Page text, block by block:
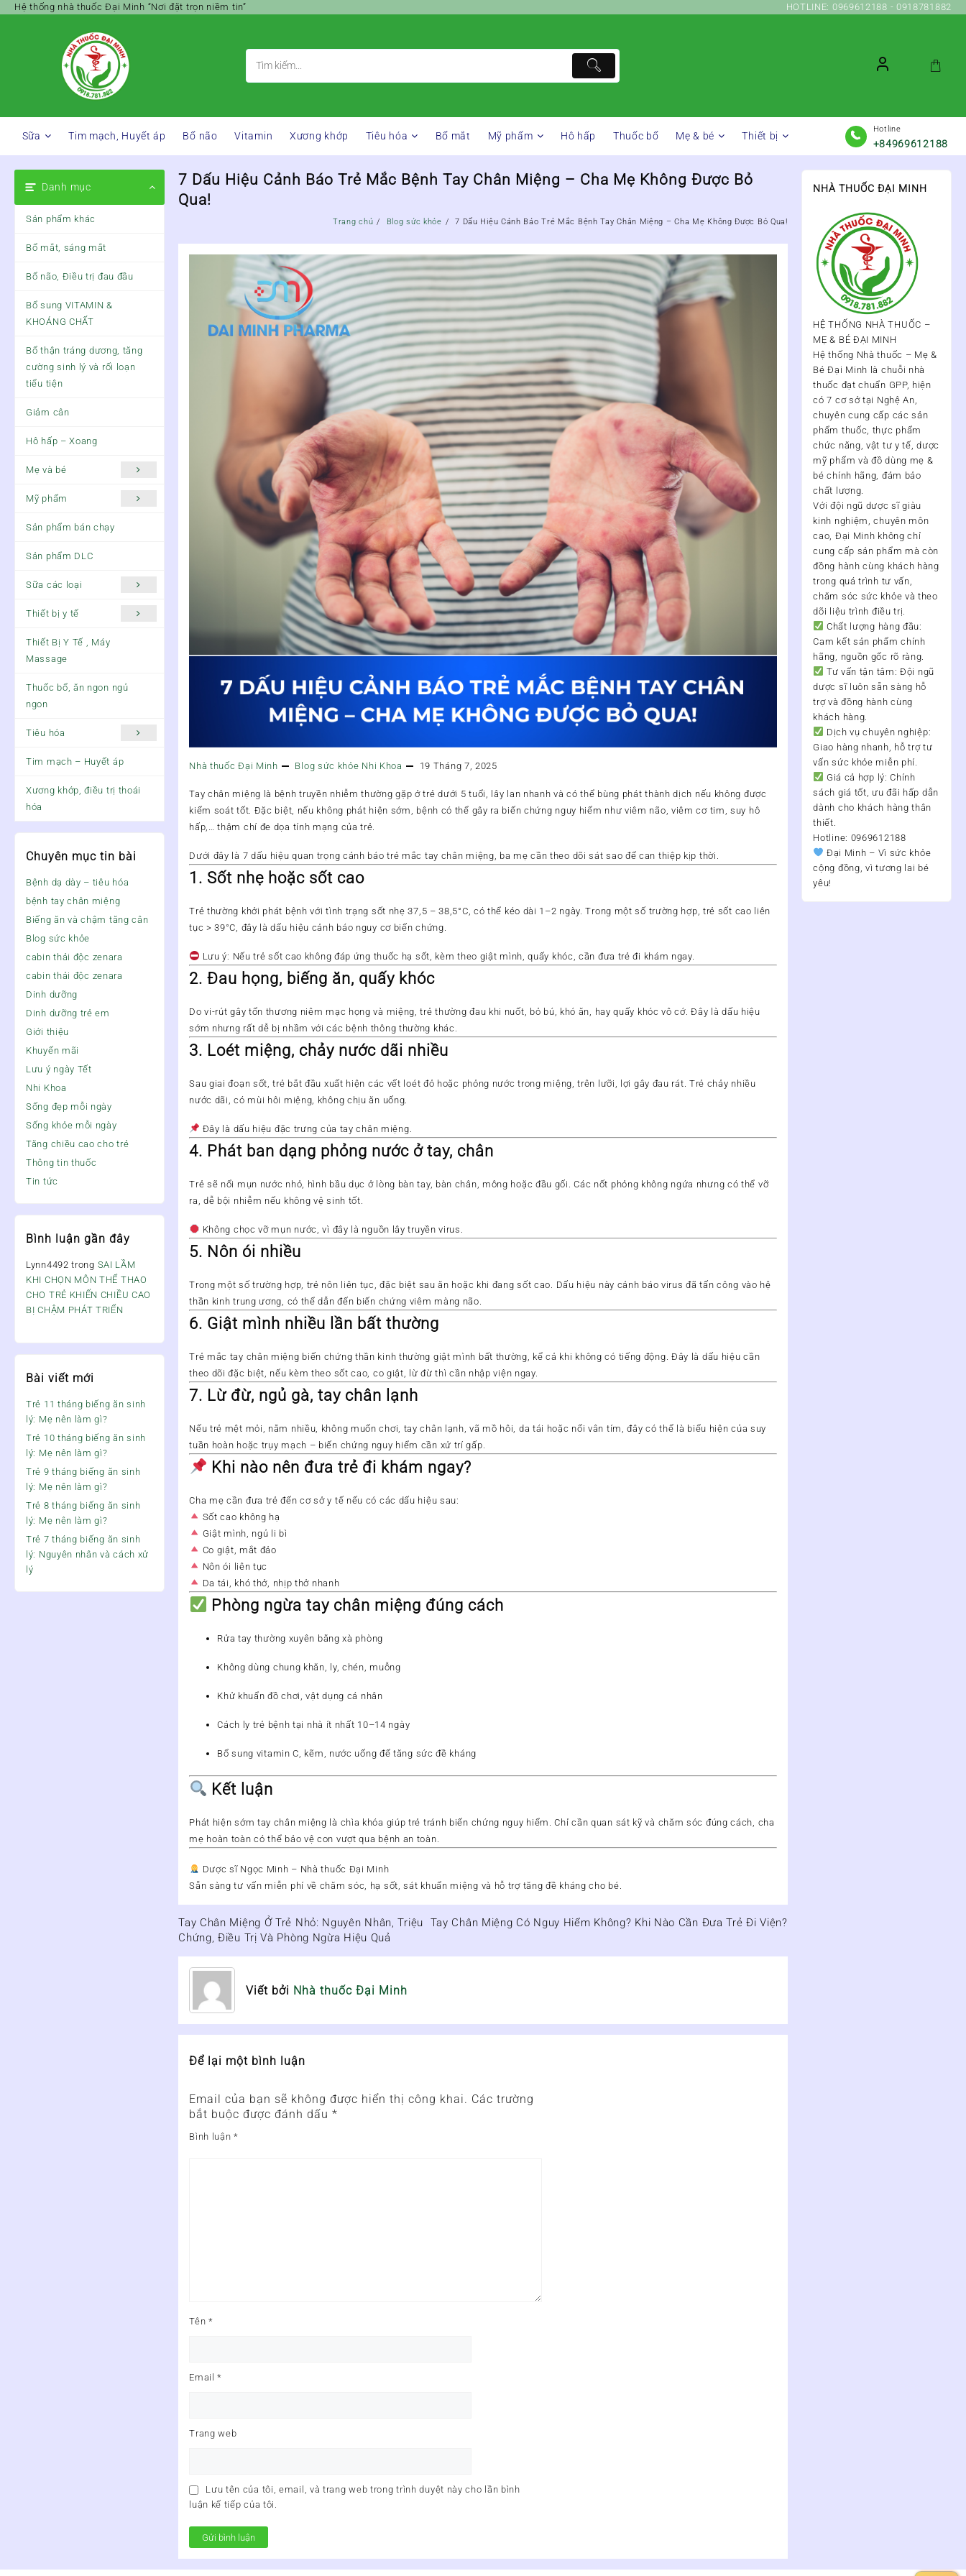
SkipHệ thống nhà thuốc Đại Minh “Nơi đặt trọn niềm tin” HOTLINE: 0969612188 - 0918781882
Sữa Tim mạch, Huyết áp Bổ não Vitamin Xương khớp Tiêu hóa Bổ mắt Mỹ phẩm Hô hấp Thuốc bổ Mẹ & bé Thiết bị
Hotline
+84969612188
Danh mục
Sản phẩm khác
Bổ mắt, sáng mắt
Bổ não, Điều trị đau đầu
Bổ sung VITAMIN &
KHOÁNG CHẤT
Bổ thận tráng dương, tăng
cường sinh lý và rối loạn
tiểu tiện
Giảm cân
Hô hấp – Xoang
Mẹ và bé
Mỹ phẩm
Sản phẩm bán chạy
Sản phẩm DLC
Sữa các loại
Thiết bị y tế
Thiết Bị Y Tế , Máy
Massage
Thuốc bổ, ăn ngon ngủ
ngon
Tiêu hóa
Tim mạch – Huyết áp
Xương khớp, điều trị thoái
hóa
Chuyên mục tin bài
Bệnh dạ dày – tiêu hóa
bệnh tay chân miệng
Biếng ăn và chậm tăng cân
Blog sức khỏe
cabin thải độc zenara
cabin thải độc zenara
Dinh dưỡng
Dinh dưỡng trẻ em
Giới thiệu
Khuyến mãi
Lưu ý ngày Tết
Nhi Khoa
Sống đẹp mỗi ngày
Sống khỏe mỗi ngày
Tăng chiều cao cho trẻ
Thông tin thuốc
Tin tức
Bình luận gần đây
Lynn4492 trong SAI LẦM
KHI CHỌN MÔN THỂ THAO
CHO TRẺ KHIẾN CHIỀU CAO
BỊ CHẬM PHÁT TRIỂN
Bài viết mới
Trẻ 11 tháng biếng ăn sinh
lý: Mẹ nên làm gì?
Trẻ 10 tháng biếng ăn sinh
lý: Mẹ nên làm gì?
Trẻ 9 tháng biếng ăn sinh
lý: Mẹ nên làm gì?
Trẻ 8 tháng biếng ăn sinh
lý: Mẹ nên làm gì?
Trẻ 7 tháng biếng ăn sinh
lý: Nguyên nhân và cách xử
lý
7 Dấu Hiệu Cảnh Báo Trẻ Mắc Bệnh Tay Chân Miệng – Cha Mẹ Không Được Bỏ
Qua!
Trang chủ Blog sức khỏe 7 Dấu Hiệu Cảnh Báo Trẻ Mắc Bệnh Tay Chân Miệng – Cha Mẹ Không Được Bỏ Qua!
Nhà thuốc Đại Minh Blog sức khỏe Nhi Khoa 19 Tháng 7, 2025
Tay chân miệng là bệnh truyền nhiễm thường gặp ở trẻ dưới 5 tuổi, lây lan nhanh và có thể bùng phát thành dịch nếu không được
kiểm soát tốt. Đặc biệt, nếu không phát hiện sớm, bệnh có thể gây ra biến chứng nguy hiểm như viêm não, viêm cơ tim, suy hô
hấp,… thậm chí đe dọa tính mạng của trẻ.
Dưới đây là 7 dấu hiệu quan trọng cảnh báo trẻ mắc tay chân miệng , ba mẹ cần theo dõi sát sao để can thiệp kịp thời.
1. Sốt nhẹ hoặc sốt cao
Trẻ thường khởi phát bệnh với tình trạng sốt nhẹ 37,5 – 38,5°C , có thể kéo dài 1–2 ngày. Trong một số trường hợp, trẻ sốt cao liên
tục > 39°C, đây là dấu hiệu cảnh báo nguy cơ biến chứng.
Lưu ý: Nếu trẻ sốt cao không đáp ứng thuốc hạ sốt, kèm theo giật mình, quấy khóc, cần đưa trẻ đi khám ngay.
2.Đau họng, biếng ăn, quấy khóc
Do vi-rút gây tổn thương niêm mạc họng và miệng, trẻ thườngđau khi nuốt bỏ bú khó ăn , hayquấy khóc vô cớ. Đây là dấu hiệu
sớm nhưng rất dễ bị nhầm với các bệnh thông thường khác.
3. Loét miệng, chảy nước dãi nhiều
Sau giai đoạn sốt, trẻ bắt đầu xuất hiện các vết loét đỏ hoặc phỏng nước trong miệng, trên lưỡi, lợi gây đau rát. Trẻ chảy nhiều
nước dãi, có mùi hôi miệng, không chịu ăn uống.
Đây là dấu hiệu đặc trưng của tay chân miệng
4. Phát ban dạng phỏng nước ở tay, chân
Trẻ sẽ nổi mụn nước nhỏ, hình bầu dục ở lòng bàn tay, bàn chân, mông hoặc đầu gối. Các nốt phỏng không ngứa nhưng có thể vỡ
ra , dễ bội nhiễm nếu không vệ sinh tốt.
Không chọc vỡ mụn nước , vì đây là nguồn lây truyền virus.
5. Nôn ói nhiều
Trong một số trường hợp, trẻ nôn liên tục , đặc biệt sau ăn hoặc khi đang sốt cao. Dấu hiệu này cảnh báo virus đã tấn công vào hệ
thần kinh trung ương , có thể dẫn đến biến chứng viêm màng não.
6. Giật mình nhiều lần bất thường
Trẻ mắc tay chân miệng biến chứng thần kinh thường giật mình bất thường , kể cả khi không có tiếng động. Đây là dấu hiệucần
theo dõi đặc biệt , nếu kèm theo sốt cao, co giật, lừ đừ thì cần nhập viện ngay.
7. Lừ đừ, ngủ gà, tay chân lạnh
Nếu trẻ mệt mỏi, nằm nhiều, không muốn chơi, tay chân lạnh, vã mồ hôi, da tái hoặc nổi vân tím , đây có thể là biểu hiện của suy
tuần hoàn hoặc trụy mạch – biến chứng nguy hiểm cần xử trí gấp.
Khi nào nên đưa trẻ đi khám ngay?
Cha mẹ cần đưa trẻ đến cơ sở y tế nếu có các dấu hiệu sau:
Sốt cao không hạ
Giật mình, ngủ li bì
Co giật, mắt đảo
Nôn ói liên tục
Da tái, khó thở, nhịp thở nhanh
Phòng ngừa tay chân miệng đúng cách
Rửa tay thường xuyên bằng xà phòng
Không dùng chung khăn, ly, chén, muỗng
Khử khuẩn đồ chơi, vật dụng cá nhân
Cách ly trẻ bệnh tại nhà ít nhất 10–14 ngày
Bổ sung vitamin C, kẽm, nước uống để tăng sức đề kháng
Kết luận
Phát hiện sớm tay chân miệng là chìa khóa giúp trẻ tránh biến chứng nguy hiểm . Chỉ cần quan sát kỹ và chăm sóc đúng cách, cha
mẹ hoàn toàn có thể bảo vệ con vượt qua bệnh an toàn.
Dược sĩ Ngọc Minh – Nhà thuốc Đại Minh
Sẵn sàngtư vấn miễn phí về chăm sóc, hạ sốt, sát khuẩn miệng và hỗ trợ tăng đề kháng cho bé.
Điều
hướng
viết
Tay Chân Miệng Ở Trẻ Nhỏ: Nguyên Nhân, Triệu
Chứng, Điều Trị Và Phòng Ngừa Hiệu Quả
Tay Chân Miệng Có Nguy Hiểm Không? Khi Nào Cần Đưa Trẻ Đi Viện?
Viết bởi Nhà thuốc Đại Minh
Để lại một bình luận
Email của bạn sẽ không được hiển thị công khai. Các trường
bắt buộc được đánh dấu*
Bình luận*
Tên *
Email*
Trang web
Lưu tên của tôi, email, và trang web trong trình duyệt này cho lần bình
luận kế tiếp của tôi.
NHÀ THUỐC ĐẠI MINH
HỆ THỐNG NHÀ THUỐC –
MẸ & BÉ ĐẠI MINH
Hệ thống Nhà thuốc – Mẹ &
Bé Đại Minh là chuỗi nhà
thuốc đạt chuẩn GPP, hiện
có7 cơ sở tại Nghệ An,
chuyên cung cấp các sản
phẩm thuốc, thực phẩm
chức năng, vật tư y tế, dược
mỹ phẩm và đồ dùng mẹ &
bé chính hãng, đảm bảo
chất lượng.
Với đội ngũ dược sĩ giàu
kinh nghiệm, chuyên môn
cao, Đại Minh không chỉ
cung cấp sản phẩm mà còn
đồng hành cùng khách hàng
trong quá trình tư vấn,
chăm sóc sức khỏe và theo
dõi liệu trình điều trị.
Chất lượng hàng đầu:
Cam kết sản phẩm chính
hãng, nguồn gốc rõ ràng.
Tư vấn tận tâm: Đội ngũ
dược sĩ luôn sẵn sàng hỗ
trợ và đồng hành cùng
khách hàng.
Dịch vụ chuyên nghiệp:
Giao hàng nhanh, hỗ trợ tư
vấn sức khỏe miễn phí.
Giá cả hợp lý: Chính
sách giá tốt, ưu đãi hấp dẫn
dành cho khách hàng thân
thiết.
Hotline: 0969612188
Đại Minh – Vì sức khỏe
cộng đồng, vì tương lai bé
yêu!